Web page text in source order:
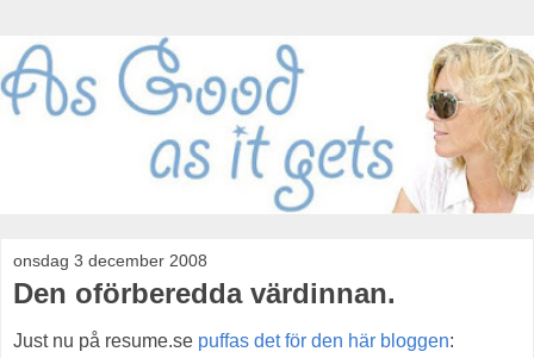
onsdag 3 december 2008
Den oförberedda värdinnan.
Just nu på resume.se puffas det för den här bloggen: